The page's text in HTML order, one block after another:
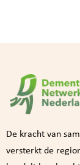
De kracht van
versterkt de